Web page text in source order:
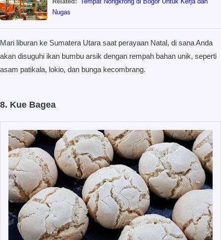
Nugas
Mari liburan ke Sumatera Utara saat perayaan Natal, di sana Anda
akan disuguhi ikan bumbu arsik dengan rempah bahan unik, seperti
asam patikala, lokio, dan bunga kecombrang.
8. Kue Bagea